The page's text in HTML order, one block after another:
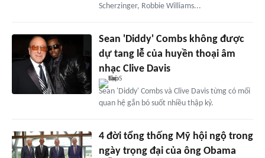
Scherzinger, Robbie Williams...
Sean 'Diddy' Combs không được
dự tang lễ của huyền thoại âm
nhạc Clive Davis
Sean 'Diddy' Combs và Clive Davis từng có mối
quan hệ gắn bó suốt nhiều thập kỷ.
4 đời tổng thống Mỹ hội ngộ trong
ngày trọng đại của ông Obama